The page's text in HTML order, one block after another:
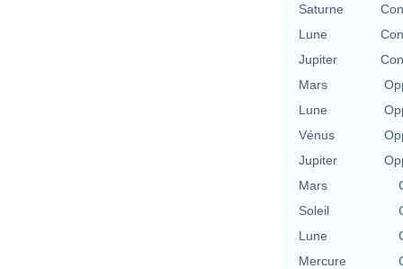
Saturne
Lune
Jupiter
Mars
Lune
Vénus
Jupiter
Mars
Soleil
Lune
Mercure